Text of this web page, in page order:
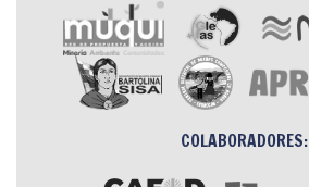
COLABORADORES: